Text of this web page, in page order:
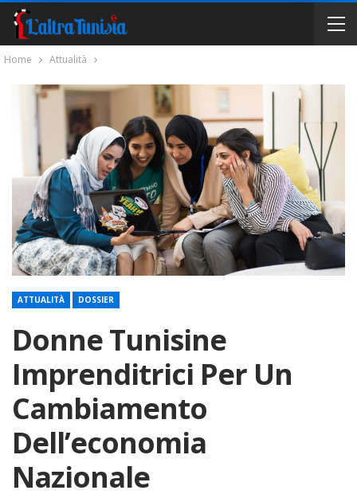
Home Attualità
ATTUALITÀ DOSSIER
Donne Tunisine
Imprenditrici Per Un
Cambiamento
Dell’economia
Nazionale